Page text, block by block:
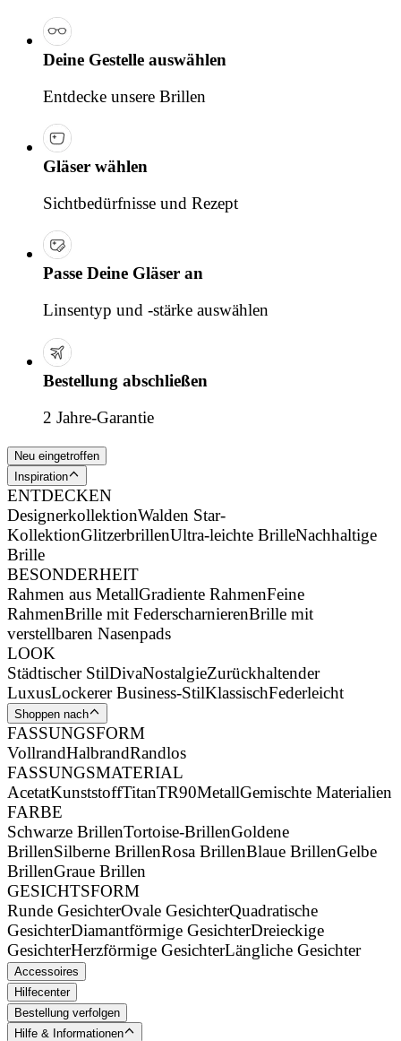
Deine Gestelle auswählen
Entdecke unsere Brillen
Gläser wählen
Sichtbedürfnisse und Rezept
Passe Deine Gläser an
Linsentyp und -stärke auswählen
Bestellung abschließen
2 Jahre-Garantie
Neu eingetroffen
Inspiration
ENTDECKEN
DesignerkollektionWalden Star-
KollektionGlitzerbrillenUltra-leichte BrilleNachhaltige
Brille
BESONDERHEIT
Rahmen aus MetallGradiente RahmenFeine
RahmenBrille mit FederscharnierenBrille mit
verstellbaren Nasenpads
LOOK
Städtischer StilDivaNostalgieZurückhaltender
LuxusLockerer Business-StilKlassischFederleicht
Shoppen nach
FASSUNGSFORM
VollrandHalbrandRandlos
FASSUNGSMATERIAL
AcetatKunststoffTitanTR90MetallGemischte Materialien
FARBE
Schwarze BrillenTortoise-BrillenGoldene
BrillenSilberne BrillenRosa BrillenBlaue BrillenGelbe
BrillenGraue Brillen
GESICHTSFORM
Runde GesichterOvale GesichterQuadratische
GesichterDiamantförmige GesichterDreieckige
GesichterHerzförmige GesichterLängliche Gesichter
Accessoires
Hilfecenter
Bestellung verfolgen
Hilfe & Informationen